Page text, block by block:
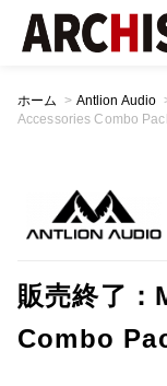
ホーム > Antlion Audio
Accessories Combo
販売終了
Combo